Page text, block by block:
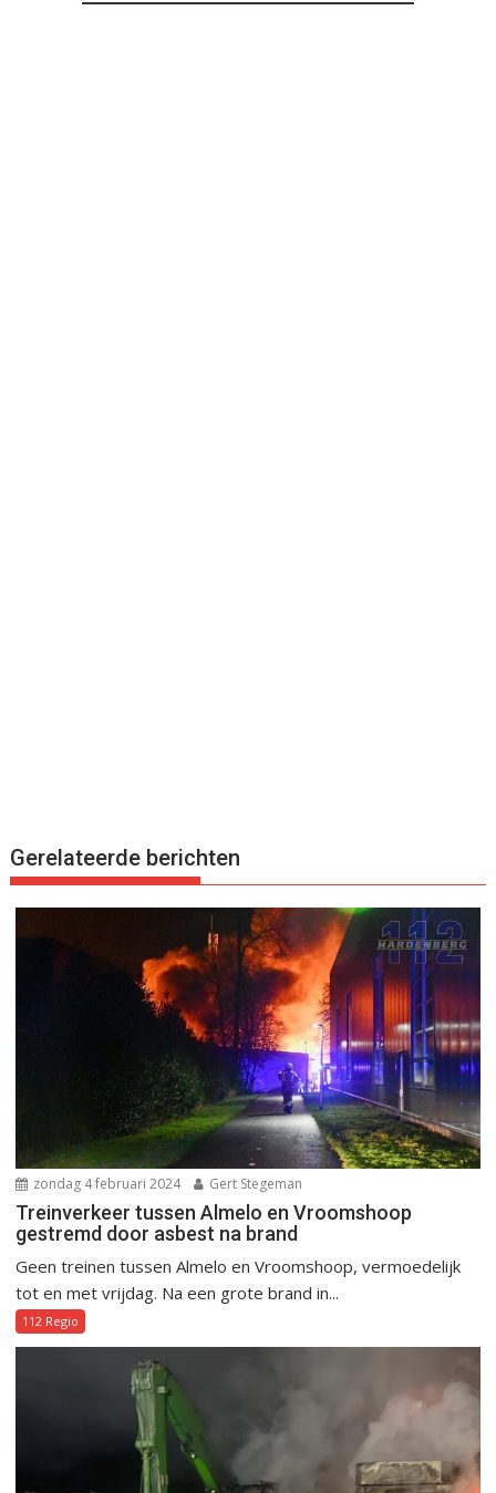
Gerelateerde berichten
zondag 4 februari 2024 Gert Stegeman
Treinverkeer tussen Almelo en Vroomshoop
gestremd door asbest na brand
Geen treinen tussen Almelo en Vroomshoop, vermoedelijk
tot en met vrijdag. Na een grote brand in...
112 Regio